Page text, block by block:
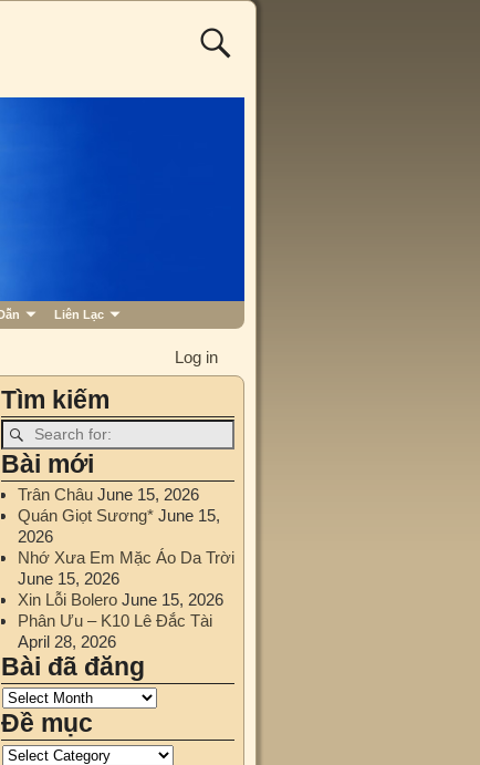
Liên Lạc
Log in
Tìm kiếm
Bài mới
Trân Châu June 15, 2026
Quán Giọt Sương* June 15,
2026
Nhớ Xưa Em Mặc Áo Da Trời
June 15, 2026
Xin Lỗi Bolero June 15, 2026
Phân Ưu – K10 Lê Đắc Tài
April 28, 2026
Bài đã đăng
Đề mục